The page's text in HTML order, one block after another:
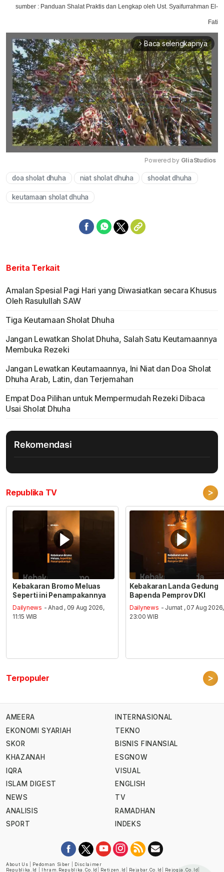
sumber : Panduan Shalat Praktis dan Lengkap oleh Ust. Syaifurrahman El-
Fati
arrow_forward_ios Baca selengkapnya
Mute
Powered by GliaStudios
doa sholat dhuha niat sholat dhuha shoolat dhuha
keutamaan sholat dhuha
Berita Terkait
Amalan Spesial Pagi Hari yang Diwasiatkan secara Khusus
Oleh Rasulullah SAW
Tiga Keutamaan Sholat Dhuha
Jangan Lewatkan Sholat Dhuha, Salah Satu Keutamaannya
Membuka Rezeki
Jangan Lewatkan Keutamaannya, Ini Niat dan Doa Sholat
Dhuha Arab, Latin, dan Terjemahan
Empat Doa Pilihan untuk Mempermudah Rezeki Dibaca
Usai Sholat Dhuha
Rekomendasi
Republika TV >
Kebakaran Bromo Meluas
Seperti ini Penampakannya
Dailynews - Ahad , 09 Aug 2026,
11:15 WIB
Kebakaran Landa Gedung
Bapenda Pemprov DKI
Dailynews - Jumat , 07 Aug 2026,
23:00 WIB
Terpopuler >
AMEERA
EKONOMI SYARIAH
SKOR
KHAZANAH
IQRA
ISLAM DIGEST
NEWS
ANALISIS
SPORT
INTERNASIONAL
TEKNO
BISNIS FINANSIAL
ESGNOW
VISUAL
ENGLISH
TV
RAMADHAN
INDEKS
About Us Pedoman Siber
Disclaimer
Republika.id
Ihram.republika.co.id Retizen.id Rejabar.co.id Rejogja.co.id